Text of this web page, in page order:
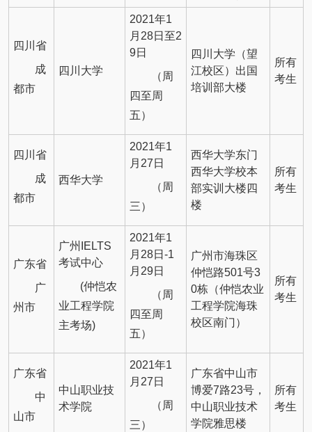
四川省
成
都市
四川大学
2021年1
月28日至2
9日
（周
四至周
五）
四川大学（望
江校区）出国
培训部大楼
所有
考生
四川省
成
都市
西华大学
2021年1
月27日
（周
三）
西华大学东门
西华大学校本
部实训大楼四
楼
所有
考生
广东省
广
州市
广州IELTS
考试中心
(仲恺农
业工程学院
主考场)
2021年1
月28日-1
月29日
（周
四至周
五）
广州市海珠区
仲恺路501号3
0栋（仲恺农业
工程学院海珠
校区南门）
所有
考生
广东省
中
山市
中山职业技
术学院
2021年1
月27日
（周
三）
广东省中山市
博爱7路23号，
中山职业技术
学院雅思楼
所有
考生